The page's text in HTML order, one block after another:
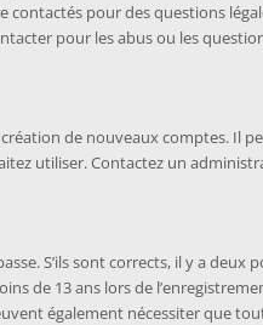
pour des questions
pour les abus ou les
de nouveaux comptes. Il
utiliser. Contactez un
S’ils sont corrects, il y a deux
de 13 ans lors de
également nécessiter que